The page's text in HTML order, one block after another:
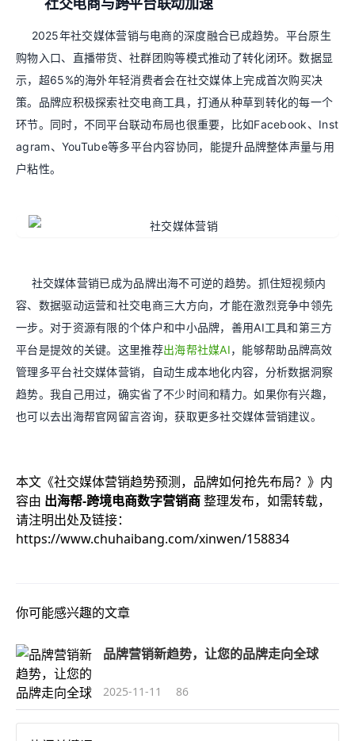
社交电商与跨平台联动加速
2025年社交媒体营销与电商的深度融合已成趋势。平台原生
购物入口、直播带货、社群团购等模式推动了转化闭环。数据显
示，超65%的海外年轻消费者会在社交媒体上完成首次购买决
策。品牌应积极探索社交电商工具，打通从种草到转化的每一个
环节。同时，不同平台联动布局也很重要，比如Facebook、Inst
agram、YouTube等多平台内容协同，能提升品牌整体声量与用
户粘性。
社交媒体营销已成为品牌出海不可逆的趋势。抓住短视频内
容、数据驱动运营和社交电商三大方向，才能在激烈竞争中领先
一步。对于资源有限的个体户和中小品牌，善用AI工具和第三方
平台是提效的关键。这里推荐出海帮社媒AI，能够帮助品牌高效
管理多平台社交媒体营销，自动生成本地化内容，分析数据洞察
趋势。我自己用过，确实省了不少时间和精力。如果你有兴趣，
也可以去出海帮官网留言咨询，获取更多社交媒体营销建议。
本文《社交媒体营销趋势预测，品牌如何抢先布局？ 》内
容由 出海帮-跨境电商数字营销商整理发布，如需转载，
请注明出处及链接：
https://www.chuhaibang.com/xinwen/158834
你可能感兴趣的文章
品牌营销新趋势，让您的品牌走向全球
2025-11-11 86